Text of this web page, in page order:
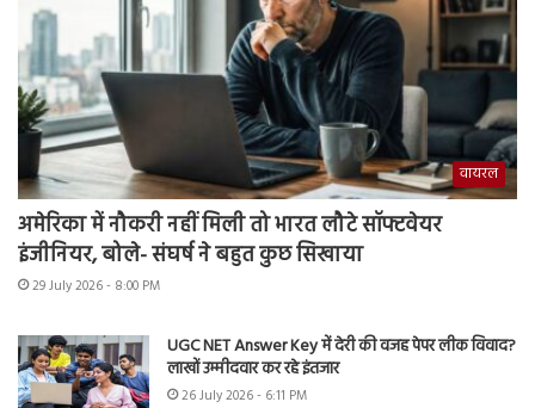
वायरल
अमेरिका में नौकरी नहीं मिली तो भारत लौटे सॉफ्टवेयर
इंजीनियर, बोले- संघर्ष ने बहुत कुछ सिखाया
29 July 2026 - 8:00 PM
UGC NET Answer Key में देरी की वजह पेपर लीक विवाद?
लाखों उम्मीदवार कर रहे इंतजार
26 July 2026 - 6:11 PM